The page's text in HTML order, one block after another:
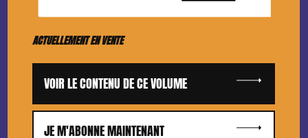
ACTUELLEMENT EN VENTE
VOIR LE CONTENU DE CE VOLUME
JE M'ABONNE MAINTENANT